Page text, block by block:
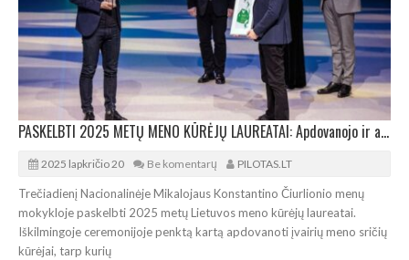
PASKELBTI 2025 METŲ MENO KŪRĖJŲ LAUREATAI: Apdovanojo ir architektus
2025 lapkričio 20 Be komentarų PILOTAS.LT
Trečiadienį Nacionalinėje Mikalojaus Konstantino Čiurlionio menų
mokykloje paskelbti 2025 metų Lietuvos meno kūrėjų laureatai.
Iškilmingoje ceremonijoje penktą kartą apdovanoti įvairių meno sričių
kūrėjai, tarp kurių